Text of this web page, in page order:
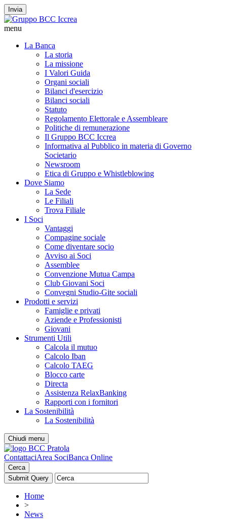
Invia
menu
La Banca
La storia
La missione
I Valori Guida
Organi sociali
Bilanci d'esercizio
Bilanci sociali
Statuto
Regolamento Elettorale e Assembleare
Politiche di remunerazione
Il Gruppo BCC Iccrea
Informativa al Pubblico in materia di Governo
Societario
Newsroom
Etica di Gruppo e Whistleblowing
Dove Siamo
La Sede
Le Filiali
Trova Filiale
I Soci
Vantaggi
Compagine sociale
Come diventare socio
Avviso ai Soci
Assemblee
Convenzione Mutua Campa
Club Giovani Soci
Convegni Studio-Gite sociali
Prodotti e servizi
Famiglie e privati
Aziende e Professionisti
Giovani
Strumenti Utili
Calcola il mutuo
Calcolo Iban
Calcolo TAEG
Blocco carte
Directa
Assistenza RelaxBanking
Rapporti con i fornitori
La Sostenibilità
La Sostenibilità
Chiudi menu
ContattaciArea SociBanca Online
Cerca
Home
>
News